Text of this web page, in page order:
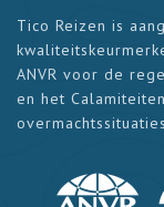
Tico Reizen is
ANVR voor de
en het